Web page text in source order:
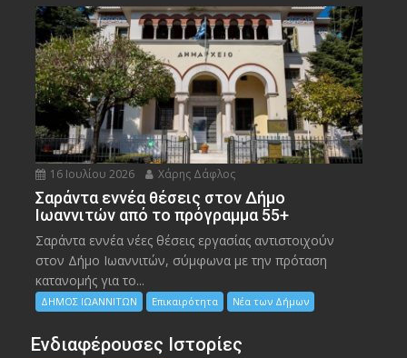
16 Ιουλίου 2026 Χάρης Δάφλος
Σαράντα εννέα θέσεις στον Δήμο
Ιωαννιτών από το πρόγραμμα 55+
Σαράντα εννέα νέες θέσεις εργασίας αντιστοιχούν
στον Δήμο Ιωαννιτών, σύμφωνα με την πρόταση
κατανομής για το...
ΔΗΜΟΣ ΙΩΑΝΝΙΤΩΝ Επικαιρότητα Νέα των Δήμων
Ενδιαφέρουσες Ιστορίες